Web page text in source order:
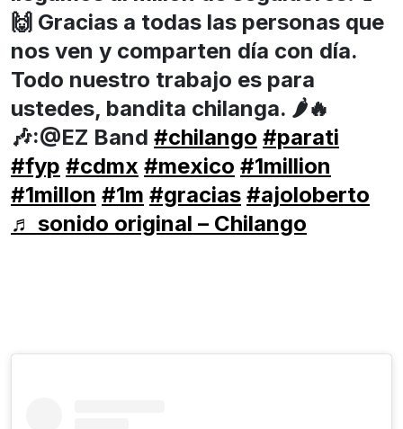
🙌 Gracias a todas las personas que
nos ven y comparten día con día.
Todo nuestro trabajo es para
ustedes, bandita chilanga. 🌶️🔥
🎶:@EZ Band #chilango #parati
#fyp #cdmx #mexico #1million
#1millon #1m #gracias #ajoloberto
♬ sonido original – Chilango